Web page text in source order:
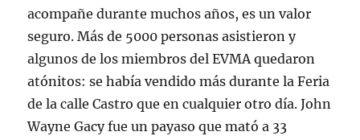
acompañe durante muchos años, es un valor
seguro. Más de 5000 personas asistieron y
algunos de los miembros del EVMA quedaron
atónitos: se había vendido más durante la Feria
de la calle Castro que en cualquier otro día. John
Wayne Gacy fue un payaso que mató a 33